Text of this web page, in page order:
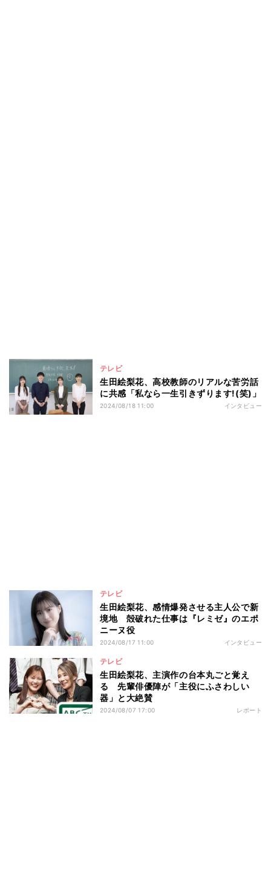
テレビ
生田絵梨花、高校教師のリアルな苦労話
に共感「私なら一生引きずります!(笑)」
2024/08/18 11:00 インタビュー
テレビ
生田絵梨花、感情爆発させる主人公で新
境地 殻破れた仕事は『レミゼ』のエポ
ニーヌ役
2024/08/17 11:00 インタビュー
テレビ
生田絵梨花、主演作の台本丸ごと覚え
る 先輩俳優陣が「主役にふさわしい
器」と大絶賛
2024/08/07 17:00 レポート